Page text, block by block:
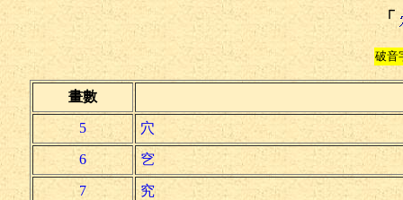
「
破音
畫數
5 穴
6 穵
7 究